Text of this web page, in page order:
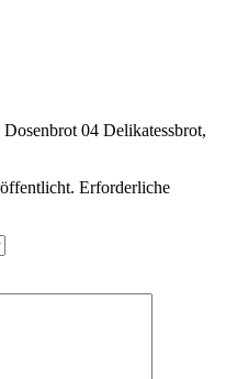
04 Delikatessbrot,
Erforderliche